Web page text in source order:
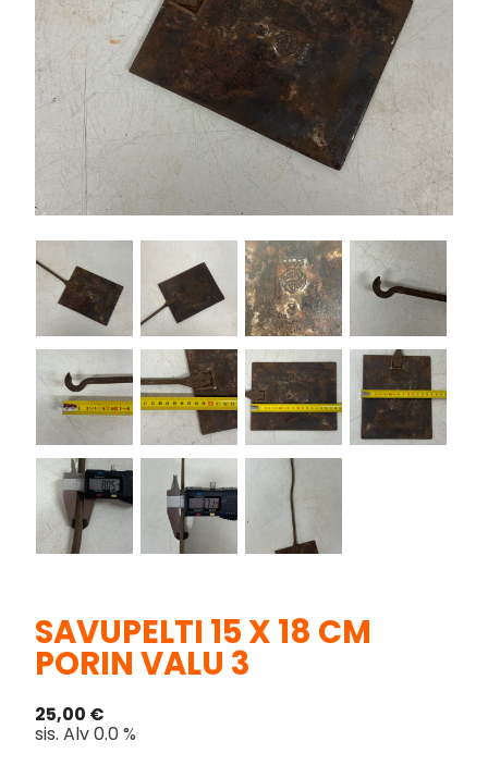
SAVUPELTI 15 X 18 CM
PORIN VALU 3
25,00 €
sis. Alv 0.0 %